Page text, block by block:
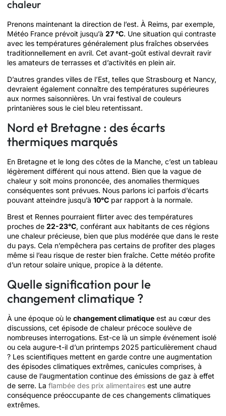
chaleur
Prenons maintenant la direction de l’est. À Reims, par exemple,
Météo France prévoit jusqu’à 27 °C. Une situation qui contraste
avec les températures généralement plus fraîches observées
traditionnellement en avril. Cet avant-goût estival devrait ravir
les amateurs de terrasses et d’activités en plein air.
D’autres grandes villes de l’Est, telles que Strasbourg et Nancy,
devraient également connaître des températures supérieures
aux normes saisonnières. Un vrai festival de couleurs
printanières sous le ciel bleu retentissant.
Nord et Bretagne : des écarts
thermiques marqués
En Bretagne et le long des côtes de la Manche, c’est un tableau
légèrement différent qui nous attend. Bien que la vague de
chaleur y soit moins prononcée, des anomalies thermiques
conséquentes sont prévues. Nous parlons ici parfois d’écarts
pouvant atteindre jusqu’à 10°C par rapport à la normale.
Brest et Rennes pourraient flirter avec des températures
proches de 22-23°C, conférant aux habitants de ces régions
une chaleur précieuse, bien que plus modérée que dans le reste
du pays. Cela n’empêchera pas certains de profiter des plages
même si l’eau risque de rester bien fraîche. Cette météo profite
d’un retour solaire unique, propice à la détente.
Quelle signification pour le
changement climatique ?
À une époque où le changement climatique est au cœur des
discussions, cet épisode de chaleur précoce soulève de
nombreuses interrogations. Est-ce là un simple événement isolé
ou cela augure-t-il d’un printemps 2025 particulièrement chaud
? Les scientifiques mettent en garde contre une augmentation
des épisodes climatiques extrêmes, canicules comprises, à
cause de l’augmentation continue des émissions de gaz à effet
de serre. La flambée des prix alimentaires est une autre
conséquence préoccupante de ces changements climatiques
extrêmes.